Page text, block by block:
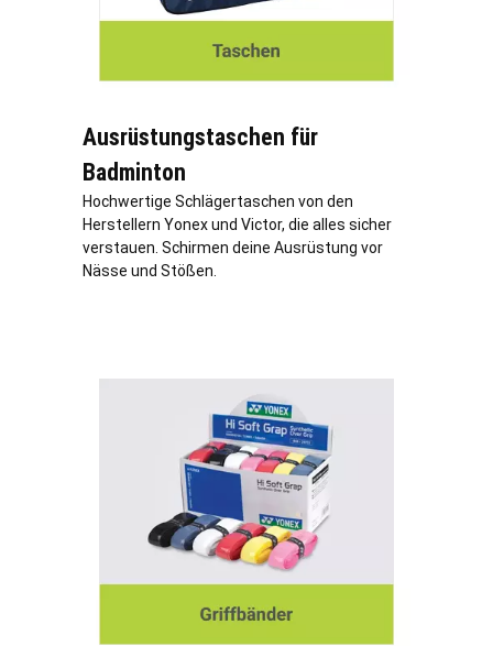
Ausrüstungstaschen für
Badminton
Hochwertige Schlägertaschen von den
Herstellern Yonex und Victor, die alles sicher
verstauen. Schirmen deine Ausrüstung vor
Nässe und Stößen.